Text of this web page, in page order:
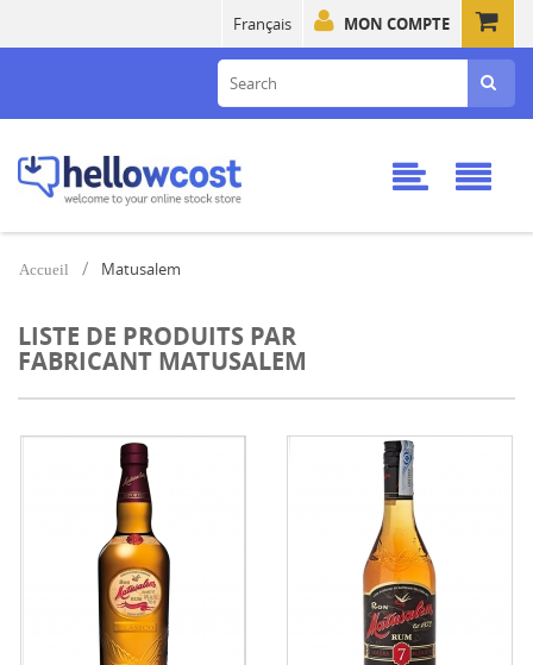
MON COMPTE
Français
Accueil Matusalem
LISTE DE PRODUITS PAR
FABRICANT MATUSALEM